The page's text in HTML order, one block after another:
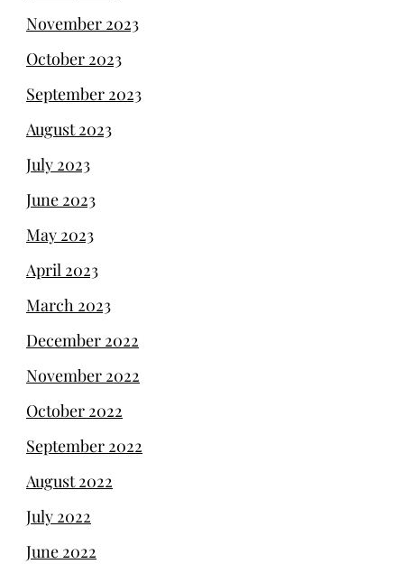
November 2023
October 2023
September 2023
August 2023
July 2023
June 2023
May 2023
April 2023
March 2023
December 2022
November 2022
October 2022
September 2022
August 2022
July 2022
June 2022